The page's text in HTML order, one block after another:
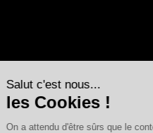
Salut c'est nous...
les Cookies !
On a attendu d'être sûrs que